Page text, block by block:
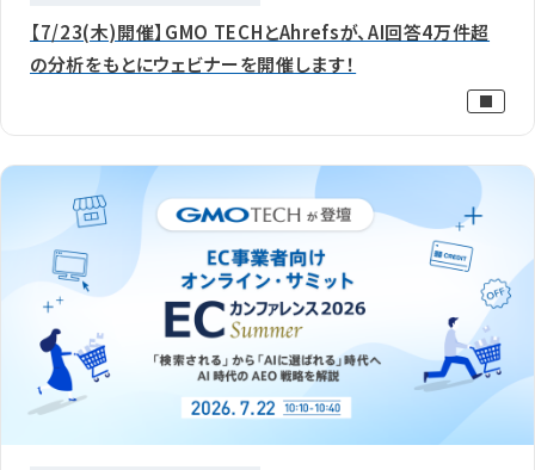
【7/23(木)開催】GMO TECHとAhrefsが、AI回答4万件超
の分析をもとにウェビナーを開催します！